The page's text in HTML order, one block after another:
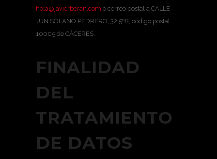
hola@javierberan.com o correo postal a CALLE
JUN SOLANO PEDRERO, 32 5ºB, código postal
10005 de CÁCERES.
FINALIDAD
DEL
TRATAMIENTO
DE DATOS